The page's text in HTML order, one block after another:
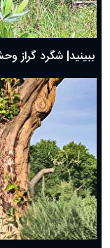
ببینید| شگرد گراز